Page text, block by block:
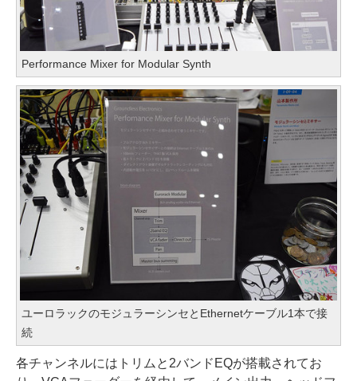
Performance Mixer for Modular Synth
ユーロラックのモジュラーシンセとEthernetケーブル1本で接
続
各チャンネルにはトリムと2バンドEQが搭載されてお